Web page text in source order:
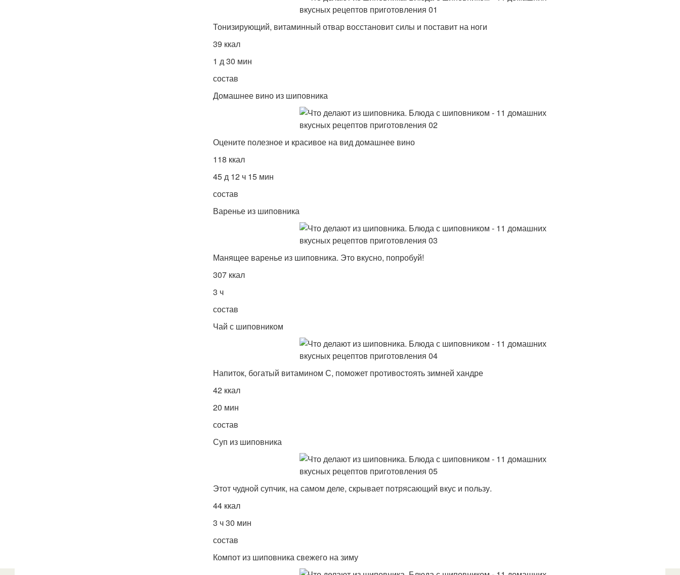
Тонизирующий, витаминный отвар восстановит силы и поставит на ноги
39 ккал
1 д 30 мин
состав
Домашнее вино из шиповника
Оцените полезное и красивое на вид домашнее вино
118 ккал
45 д 12 ч 15 мин
состав
Варенье из шиповника
Манящее варенье из шиповника. Это вкусно, попробуй!
307 ккал
3 ч
состав
Чай с шиповником
Напиток, богатый витамином С, поможет противостоять зимней хандре
42 ккал
20 мин
состав
Суп из шиповника
Этот чудной супчик, на самом деле, скрывает потрясающий вкус и пользу.
44 ккал
3 ч 30 мин
состав
Компот из шиповника свежего на зиму